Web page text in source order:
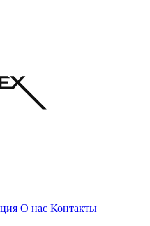
О нас Контакты